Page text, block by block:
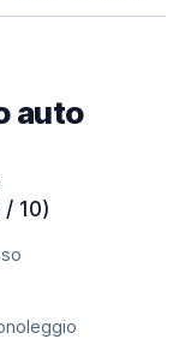
auto
10)